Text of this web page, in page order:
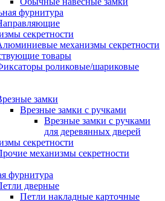
фурнитура
секретности
механизмы секретности
товары
роликовые/шариковые
замки
Врезные замки с ручками
Врезные замки с ручками
для деревянных дверей
секретности
механизмы секретности
фурнитура
дверные
Петли накладные карточные